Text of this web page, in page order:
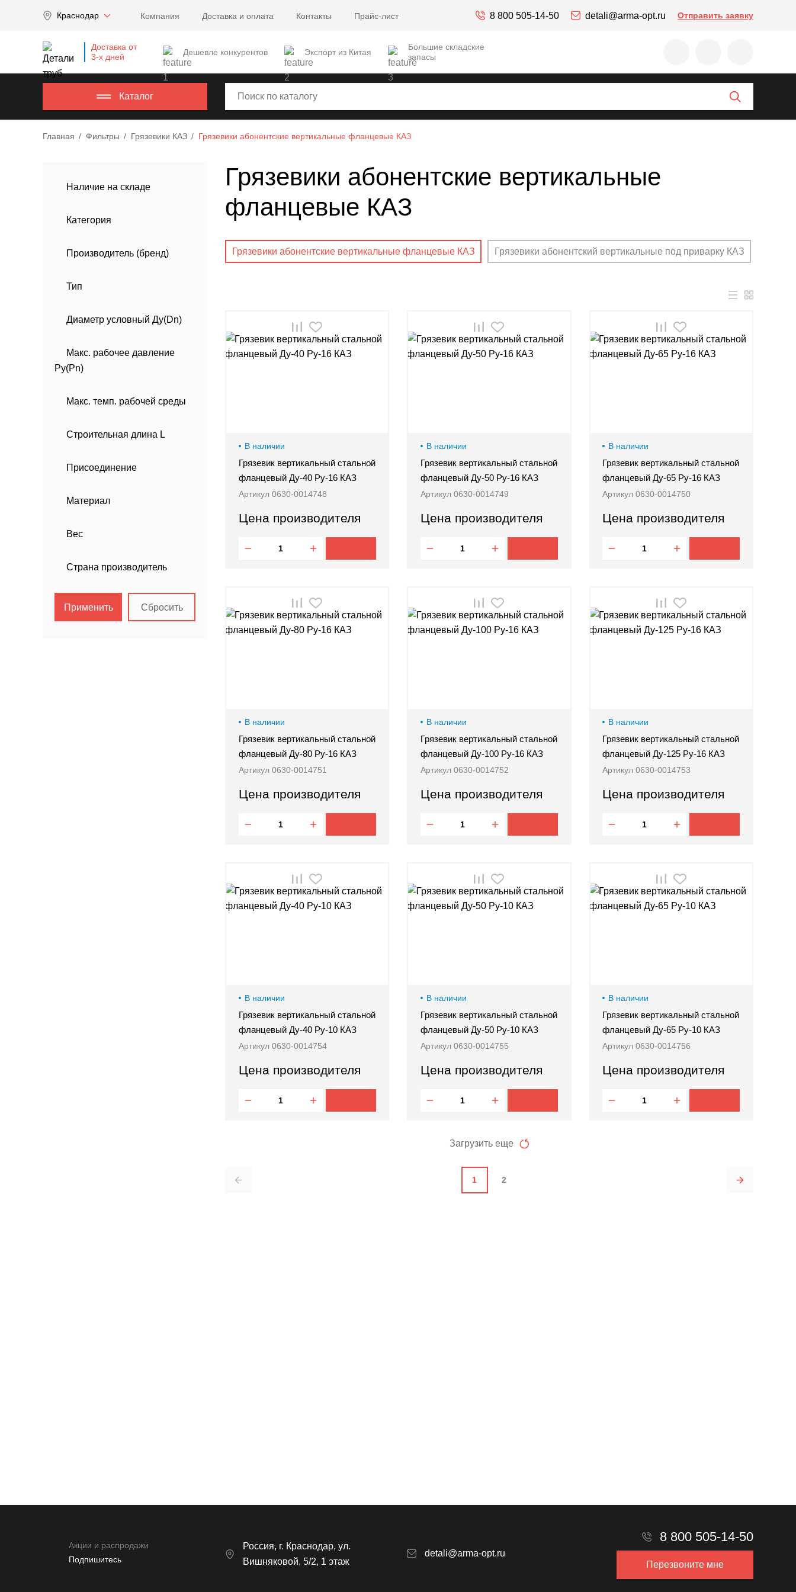
Краснодар Компания Доставка и оплата Контакты Прайс-лист 8 800 505-14-50 detali@arma-opt.ru Отправить заявку
Доставка от
3-х дней
Дешевле конкурентов Экспорт из Китая
Большие складские
запасы
Каталог
Главная Фильтры Грязевики КАЗ Грязевики абонентские вертикальные фланцевые КАЗ
Наличие на складе
Категория
Производитель (бренд)
Тип
Диаметр условный Ду(Dn)
Макс. рабочее давление
Ру(Pn)
Макс. темп. рабочей среды
Строительная длина L
Присоединение
Материал
Вес
Страна производитель
Применить Сбросить
Грязевики абонентские вертикальные
фланцевые КАЗ
Грязевики абонентские вертикальные фланцевые КАЗ Грязевики абонентский вертикальные под приварку КАЗ
В наличии
Грязевик вертикальный стальной
фланцевый Ду-40 Ру-16 КАЗ
Артикул 0630-0014748
Цена производителя
В наличии
Грязевик вертикальный стальной
фланцевый Ду-50 Ру-16 КАЗ
Артикул 0630-0014749
Цена производителя
В наличии
Грязевик вертикальный стальной
фланцевый Ду-65 Ру-16 КАЗ
Артикул 0630-0014750
Цена производителя
В наличии
Грязевик вертикальный стальной
фланцевый Ду-80 Ру-16 КАЗ
Артикул 0630-0014751
Цена производителя
В наличии
Грязевик вертикальный стальной
фланцевый Ду-100 Ру-16 КАЗ
Артикул 0630-0014752
Цена производителя
В наличии
Грязевик вертикальный стальной
фланцевый Ду-125 Ру-16 КАЗ
Артикул 0630-0014753
Цена производителя
В наличии
Грязевик вертикальный стальной
фланцевый Ду-40 Ру-10 КАЗ
Артикул 0630-0014754
Цена производителя
В наличии
Грязевик вертикальный стальной
фланцевый Ду-50 Ру-10 КАЗ
Артикул 0630-0014755
Цена производителя
В наличии
Грязевик вертикальный стальной
фланцевый Ду-65 Ру-10 КАЗ
Артикул 0630-0014756
Цена производителя
Загрузить еще
1 2
Акции и распродажи
Подпишитесь
Россия, г. Краснодар, ул.
Вишняковой, 5/2, 1 этаж
detali@arma-opt.ru
8 800 505-14-50
Перезвоните мне
Московская
info@example.com